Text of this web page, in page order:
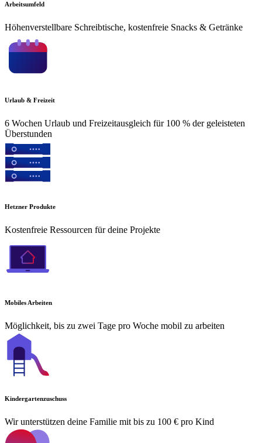
Arbeitsumfeld
Höhenverstellbare Schreibtische, kostenfreie Snacks & Getränke
Urlaub & Freizeit
6 Wochen Urlaub und Freizeitausgleich für 100 % der geleisteten
Überstunden
Hetzner Produkte
Kostenfreie Ressourcen für deine Projekte
Mobiles Arbeiten
Möglichkeit, bis zu zwei Tage pro Woche mobil zu arbeiten
Kindergartenzuschuss
Wir unterstützen deine Familie mit bis zu 100 € pro Kind